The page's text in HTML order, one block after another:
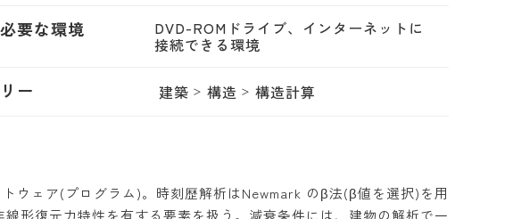
要な環境 DVD-ROMドライブ、インターネットに
接続できる環境
ー 建築 構造 構造計算
ウェア(プログラム)。時刻歴解析はNewmark のβ法(β値を選択)を用
形復元力特性を有する要素を扱う。減衰条件には、建物の解析で一